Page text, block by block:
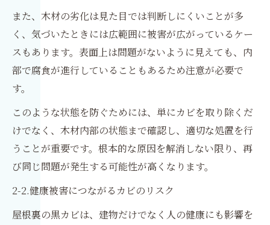
また、木材の劣化は見た目では判断しにくいことが多
く、気づいたときには広範囲に被害が広がっているケー
スもあります。表面上は問題がないように見えても、内
部で腐食が進行していることもあるため注意が必要で
す。
このような状態を防ぐためには、単にカビを取り除くだ
けでなく、木材内部の状態まで確認し、適切な処置を行
うことが重要です。根本的な原因を解消しない限り、再
び同じ問題が発生する可能性が高くなります。
2-2.健康被害につながるカビのリスク
屋根裏の黒カビは、建物だけでなく人の健康にも影響を